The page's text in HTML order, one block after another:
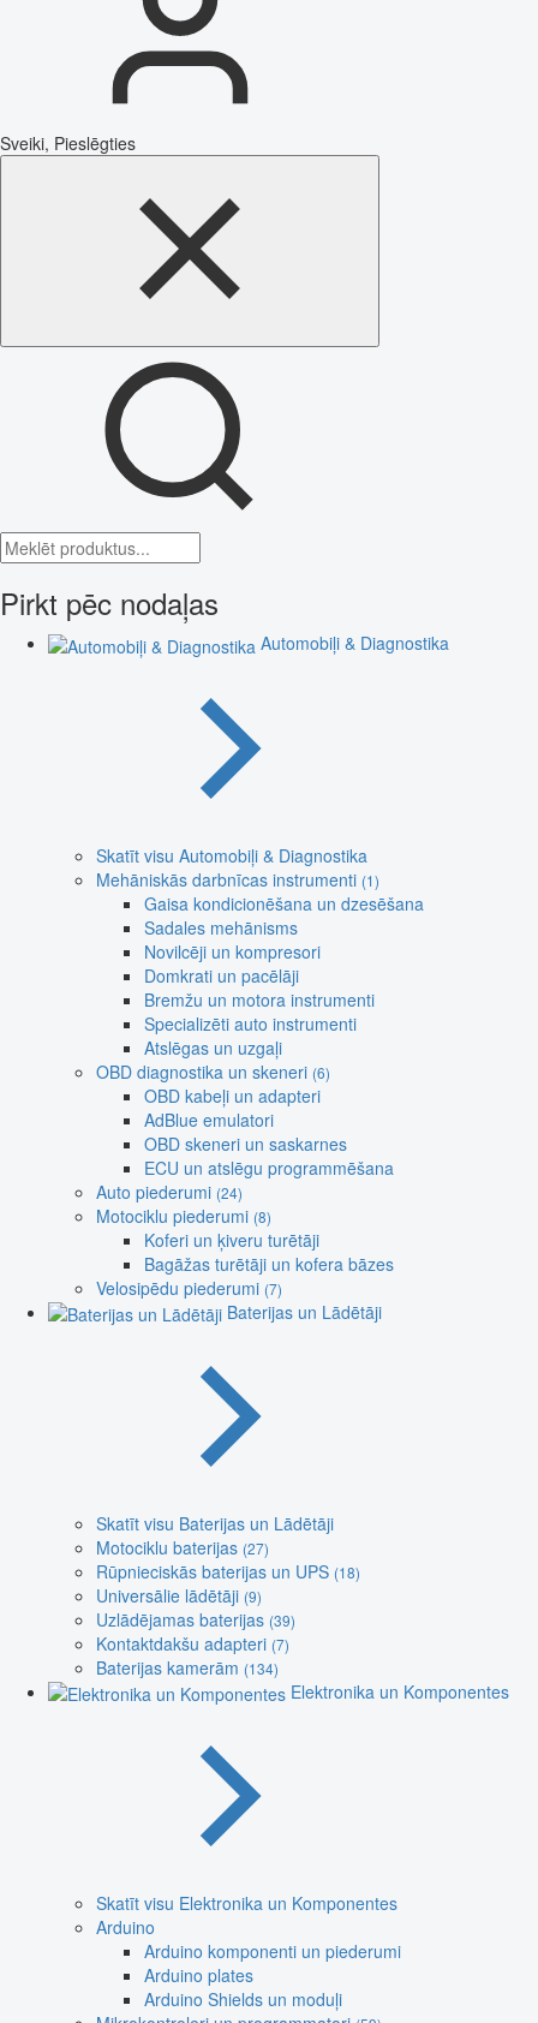
Sveiki, Pieslēgties
Pirkt pēc nodaļas
Automobiļi & Diagnostika
Skatīt visu Automobiļi & Diagnostika
Mehāniskās darbnīcas instrumenti (1)
Gaisa kondicionēšana un dzesēšana
Sadales mehānisms
Novilcēji un kompresori
Domkrati un pacēlāji
Bremžu un motora instrumenti
Specializēti auto instrumenti
Atslēgas un uzgaļi
OBD diagnostika un skeneri (6)
OBD kabeļi un adapteri
AdBlue emulatori
OBD skeneri un saskarnes
ECU un atslēgu programmēšana
Auto piederumi (24)
Motociklu piederumi (8)
Koferi un ķiveru turētāji
Bagāžas turētāji un kofera bāzes
Velosipēdu piederumi (7)
Baterijas un Lādētāji
Skatīt visu Baterijas un Lādētāji
Motociklu baterijas (27)
Rūpnieciskās baterijas un UPS (18)
Universālie lādētāji (9)
Uzlādējamas baterijas (39)
Kontaktdakšu adapteri (7)
Baterijas kamerām (134)
Elektronika un Komponentes
Skatīt visu Elektronika un Komponentes
Arduino
Arduino komponenti un piederumi
Arduino plates
Arduino Shields un moduļi